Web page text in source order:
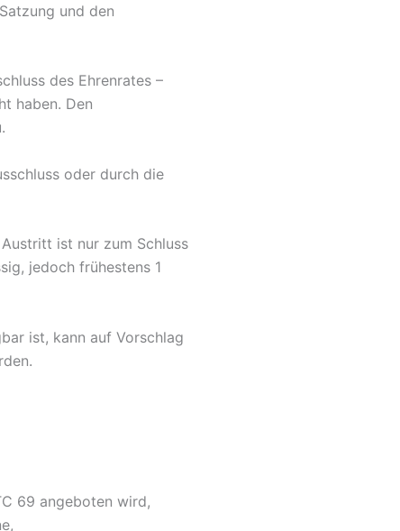
und den
des Ehrenrates –
haben. Den
oder durch die
ist nur zum Schluss
jedoch frühestens 1
ist, kann auf Vorschlag
69 angeboten wird,